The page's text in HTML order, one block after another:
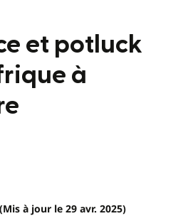
et potluck
à
à jour le 29 avr. 2025)